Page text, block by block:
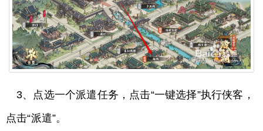
3、点选一个派遣任务，点击“一键选择”执行侠客，
点击“派遣”。